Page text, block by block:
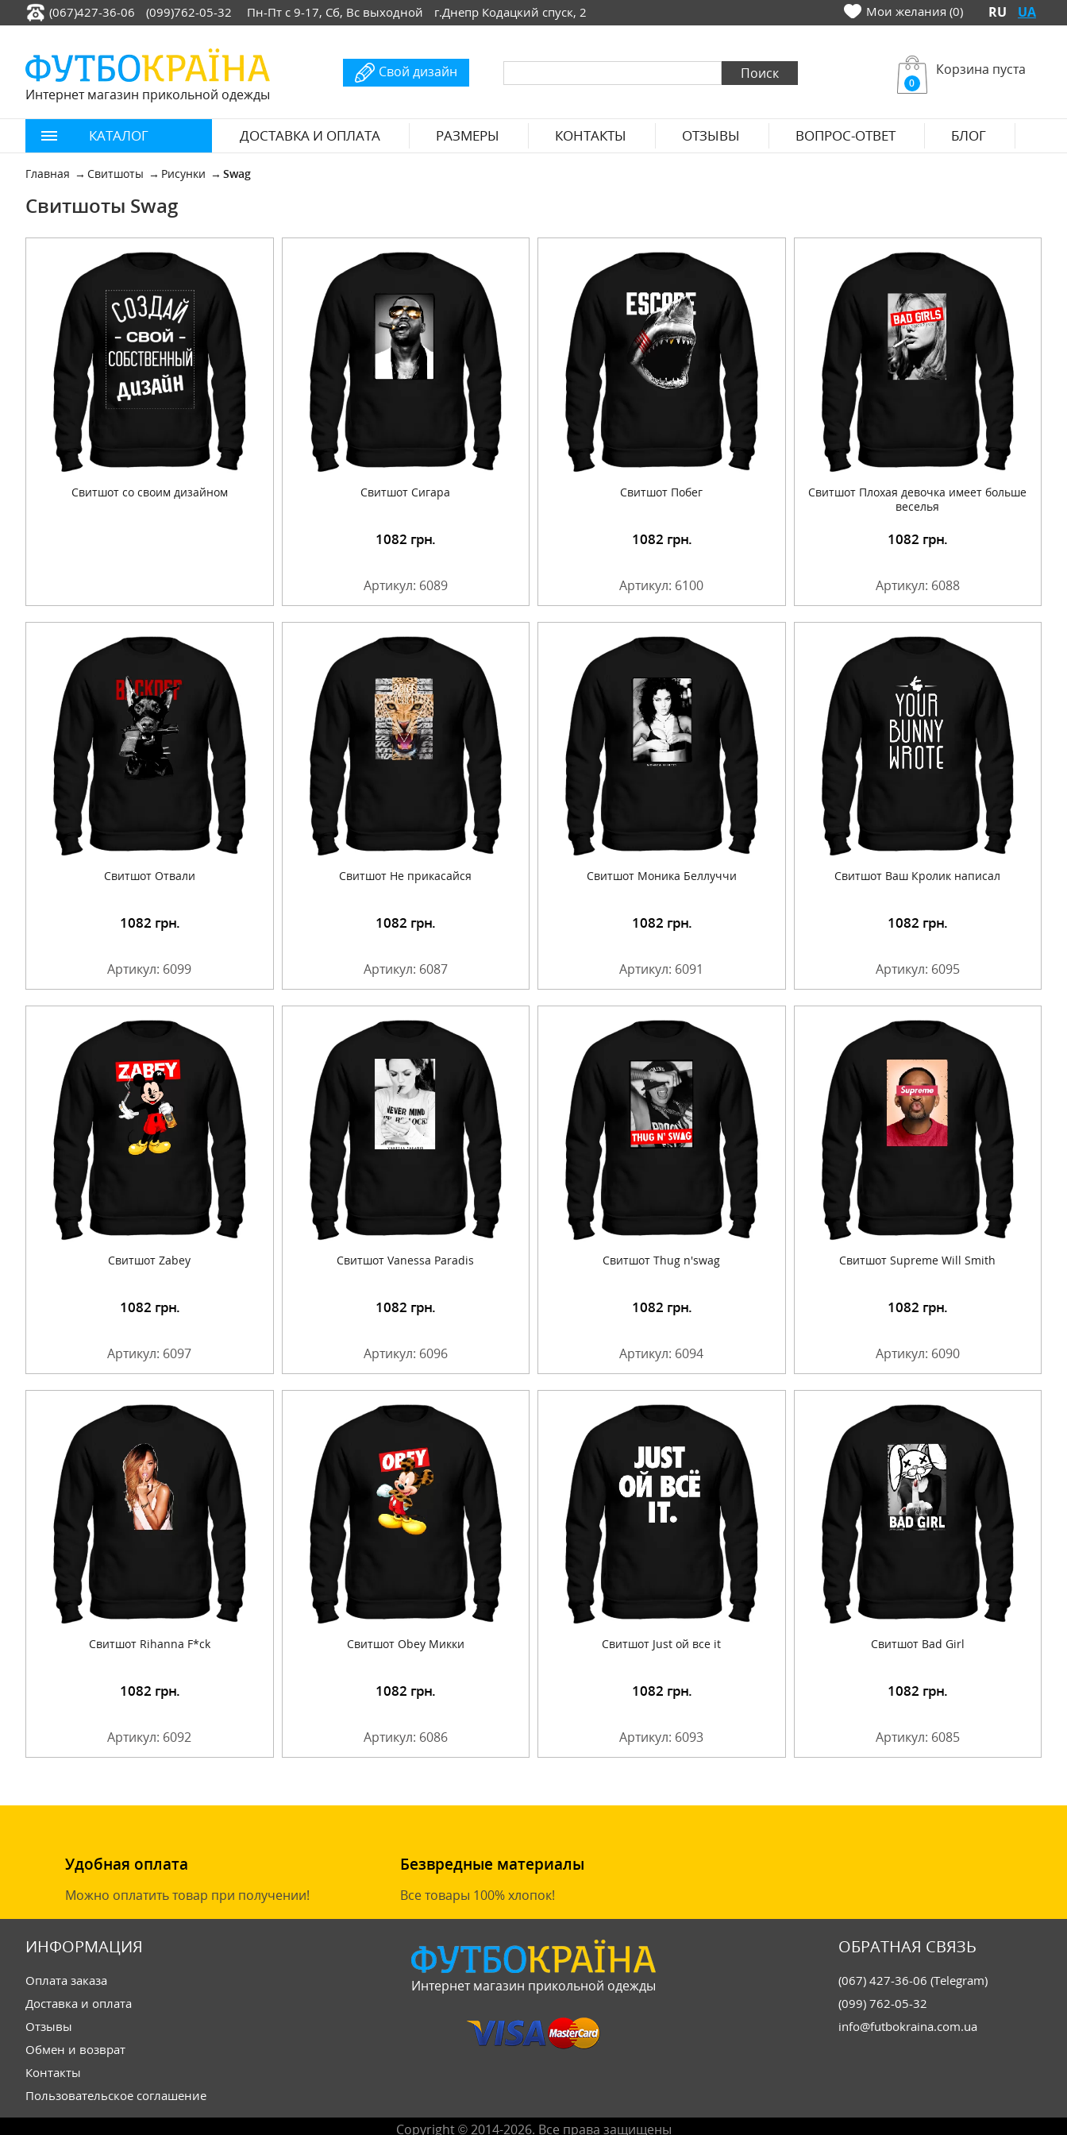
(067)427-36-06 (099)762-05-32 Пн-Пт с 9-17, Сб, Вс выходной г.Днепр Кодацкий спуск, 2 Мои желания (0) RU UA
Интернет магазин прикольной одежды
Свой дизайн
0
Корзина пуста
КАТАЛОГ ДОСТАВКА И ОПЛАТА РАЗМЕРЫ КОНТАКТЫ ОТЗЫВЫ ВОПРОС-ОТВЕТ БЛОГ
Главная Свитшоты Рисунки Swag
Свитшоты Swag
Свитшот со своим дизайном Cвитшот Сигара
1082 грн.
Артикул: 6089
Cвитшот Побег
Подробнее 1082 грн.
Артикул: 6100
Cвитшот Плохая девочка имеет больше
веселья
Подробнее 1082 грн.
Артикул: 6088
Cвитшот Отвали
1082 грн.
Артикул: 6099
Cвитшот Не прикасайся
Подробнее 1082 грн.
Артикул: 6087
Cвитшот Моника Беллуччи
Подробнее 1082 грн.
Артикул: 6091
Cвитшот Ваш Кролик написал
Подробнее 1082 грн.
Артикул: 6095
Cвитшот Zabey
1082 грн.
Артикул: 6097
Cвитшот Vanessa Paradis
Подробнее 1082 грн.
Артикул: 6096
Cвитшот Thug n'swag
Подробнее 1082 грн.
Артикул: 6094
Cвитшот Supreme Will Smith
Подробнее 1082 грн.
Артикул: 6090
Cвитшот Rihanna F*ck
1082 грн.
Артикул: 6092
Cвитшот Obey Микки
Подробнее 1082 грн.
Артикул: 6086
Cвитшот Just ой все it
Подробнее 1082 грн.
Артикул: 6093
Cвитшот Bad Girl
Подробнее 1082 грн.
Артикул: 6085
Удобная оплата
Можно оплатить товар при получении!
Безвредные материалы
Все товары 100% хлопок!
ИНФОРМАЦИЯ
Оплата заказа
Доставка и оплата
Отзывы
Обмен и возврат
Контакты
Пользовательское соглашение
Интернет магазин прикольной одежды
ОБРАТНАЯ СВЯЗЬ
(067) 427-36-06 (Telegram)
(099) 762-05-32
info@futbokraina.com.ua
Copyright © 2014-2026. Все права защищены